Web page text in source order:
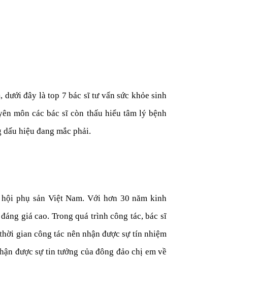
đây là top 7 bác sĩ tư vấn sức khỏe sinh
môn các bác sĩ còn thấu hiểu tâm lý bệnh
hiệu đang mắc phải.
phụ sản Việt Nam. Với hơn 30 năm kinh
giá cao. Trong quá trình công tác, bác sĩ
gian công tác nên nhận được sự tín nhiệm
được sự tin tưởng của đông đảo chị em về